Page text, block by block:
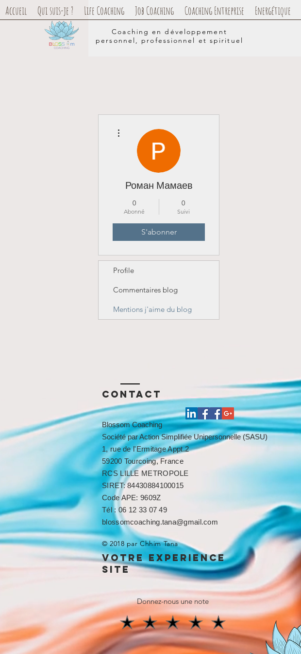
Coaching en développement
personnel, professionnel et spirituel
Accueil Qui suis-je ? Life Coaching Job Coaching Coaching Entreprise Energétique
Роман Мамаев
0
Abonné
0
Suivi
S'abonner
Profile
Commentaires blog
Mentions j'aime du blog
Contact
Blossom Coaching
Société par Action Simplifiée Unipersonnelle (SASU)
1, rue de l'Ermitage Appt.2
59200 Tourcoing, France
RCS LILLE METROPOLE​​
SIRET: 84430884100015
Code APE: 9609Z
Tél : 06 12 33 07 49
blossomcoaching.tana@gmail.com
© 2018 par Chhim Tana
votre experience
site
Donnez-nous une note